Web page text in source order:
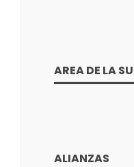
AREA DE LA
ALIANZAS